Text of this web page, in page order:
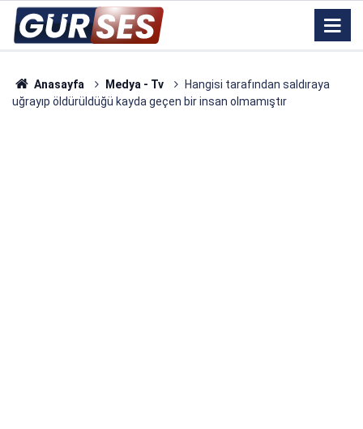
Anasayfa Medya - Tv
Hangisi tarafından saldıraya
uğrayıp öldürüldüğü kayda geçen bir insan olmamıştır